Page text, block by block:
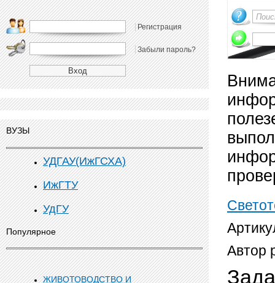
Регистрация
Забыли пароль?
ВУЗЫ
УДГАУ(ИжГСХА)
ИжГТУ
УдГУ
Популярное
ЖИВОТОВОДСТВО И
Автор